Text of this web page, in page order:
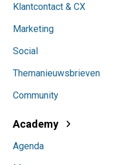
Klantcontact & CX
Marketing
Social
Themanieuwsbrieven
Community
Academy
Agenda